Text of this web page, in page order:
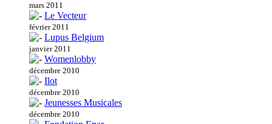
mars 2011
Le Vecteur
février 2011
Lupus Belgium
janvier 2011
Womenlobby
décembre 2010
Ilot
décembre 2010
Jeunesses Musicales
décembre 2010